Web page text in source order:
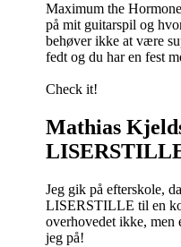
Maximum the
på mit guitarspil og
behøver ikke at være
fedt og du har en fest
Check it!
Mathias
Jeg gik på efterskole,
LISERSTILLE til en
overhovedet ikke,
jeg på!